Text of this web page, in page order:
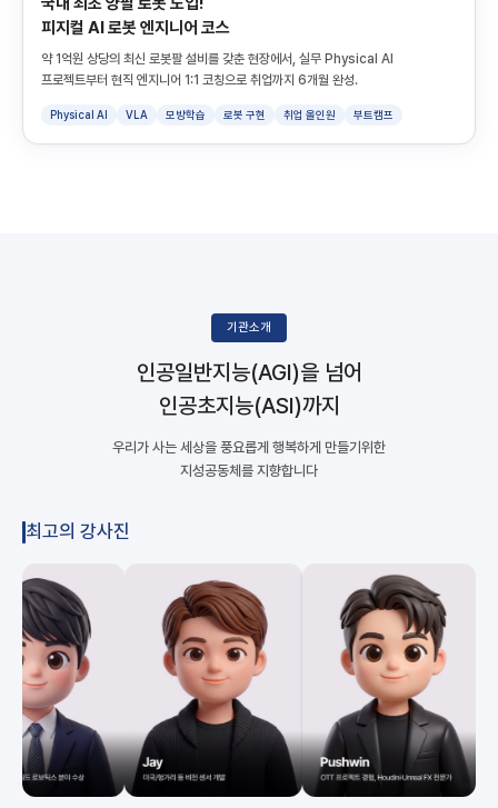
피지컬 AI 로봇 엔지니어 코스
약 1억원 상당의 최신 로봇팔 설비를 갖춘 현장에서, 실무 Physical AI
프로젝트부터 현직 엔지니어 1:1 코칭으로 취업까지 6개월 완성.
Physical AI VLA 모방학습 로봇 구현 취업 올인원 부트캠프
기관소개
인공일반지능(AGI)을 넘어
인공초지능(ASI)까지
우리가 사는 세상을 풍요롭게 행복하게 만들기위한
지성공동체를 지향합니다
최고의 강사진